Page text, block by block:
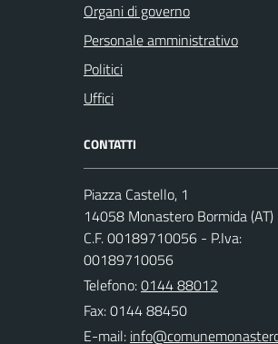
Organi di governo
Personale amministrativo
Politici
Uffici
CONTATTI
Piazza Castello, 1
14058 Monastero Bormida (AT)
C.F. 00189710056 - P.Iva:
00189710056
Telefono:0144 88012
Fax: 0144 88450
E-mail: